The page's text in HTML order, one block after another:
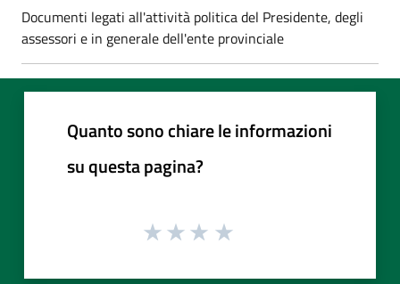
Documenti legati all'attività politica del Presidente, degli
assessori e in generale dell'ente provinciale
Quanto sono chiare le informazioni
su questa pagina?